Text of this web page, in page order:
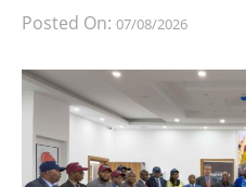
Posted On: 07/08/2026